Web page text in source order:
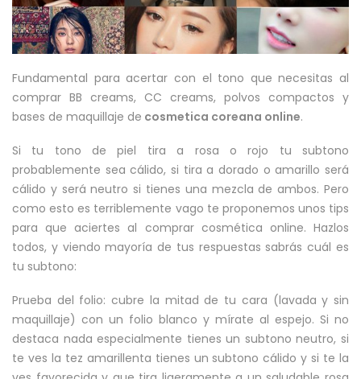
Fundamental para acertar con el tono que necesitas al
comprar BB creams, CC creams, polvos compactos y
bases de maquillaje de cosmetica coreana online.
Si tu tono de piel tira a rosa o rojo tu subtono
probablemente sea cálido, si tira a dorado o amarillo será
cálido y será neutro si tienes una mezcla de ambos. Pero
como esto es terriblemente vago te proponemos unos tips
para que aciertes al comprar cosmética online. Hazlos
todos, y viendo mayoría de tus respuestas sabrás cuál es
tu subtono:
Prueba del folio: cubre la mitad de tu cara (lavada y sin
maquillaje) con un folio blanco y mírate al espejo. Si no
destaca nada especialmente tienes un subtono neutro, si
te ves la tez amarillenta tienes un subtono cálido y si te la